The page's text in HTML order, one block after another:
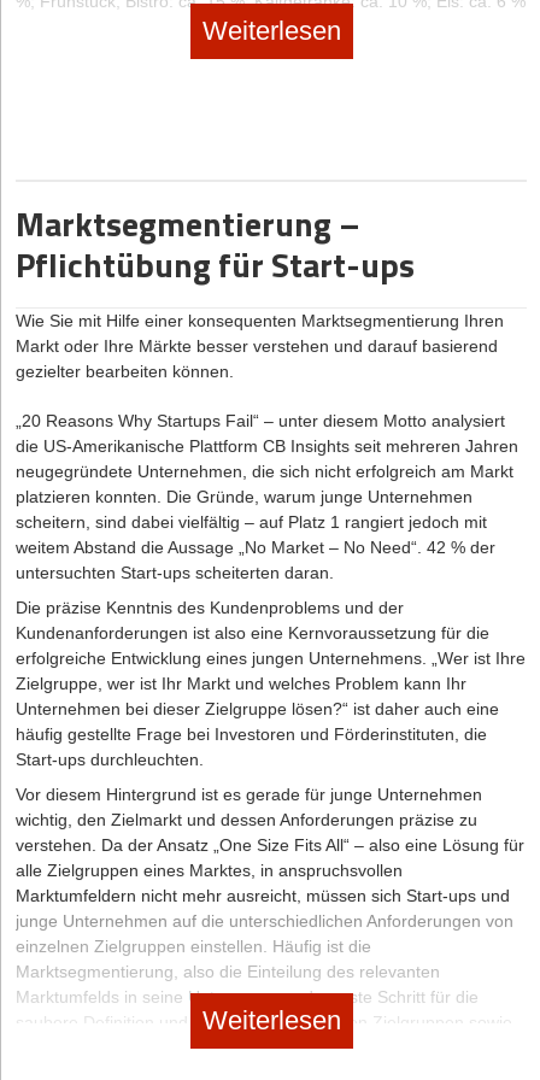
Übersetzungsagenturen zusammenarbeiten, nicht in eine
Scheinselbstständigkeit zu geraten. Haben Sie hier vertraglich
bietet Ihnen zahlreiche Vorteile, z.B.:
Sie müssen kein Gewerbe anmelden
Der Eintrag ins Handelsregister fällt weg, sofern Sie keine
Kapitalgesellschaft gründen
keinen Jahresabschluss aufstellen
Sie müssen Angaben über Ihre Gewinne und Verluste nicht
publizieren
Zur Gewinnermittlung ist es ausreichend, wenn Sie eine EÜR
(Einnahmen-Überschuss-Rechnung) beim Finanzamt
einreichen
Sie sind kein Mitglied der IHK oder HWK, daher entfallen die
Kammergebühren
2. Lassen Sie einen ansprechenden Internetauftritt erstellen
Dafür müssen Sie zunächst wohl etwas Geld investieren, eine
moderne Webseite mit ansprechendem und professionellen
Design, welche suchmaschinenoptimiert ist, wird Ihnen jedoch auf
lange Sicht deutlich mehr nützen, da Sie damit mehr Kund/innen
überzeugen.
3. Gehen Sie mit klarer Struktur an Ihre Aufträge heran und
behalten Sie die Übersicht
Effizientes Arbeiten ist Pflicht, denn die Konkurrenz ist groß und
viele Arbeitsschritte, die Übersetzer/innen nebenbei erledigen
müssen, werden bei der Preiskalkulation gern vernachlässigt.
Wichtige Kontakte für selbstständige Übersetzer/innen
Branchenkontakte:
Weiterlesen
Marktsegmentierung –
Pflichtübung für Start-ups
Wie Sie mit Hilfe einer konsequenten Marktsegmentierung Ihren
Markt oder Ihre Märkte besser verstehen und darauf basierend
gezielter bearbeiten können.
„20 Reasons Why Startups Fail“ – unter diesem Motto analysiert
die US-Amerikanische Plattform CB Insights seit mehreren Jahren
neugegründete Unternehmen, die sich nicht erfolgreich am Markt
platzieren konnten. Die Gründe, warum junge Unternehmen
scheitern, sind dabei vielfältig – auf Platz 1 rangiert jedoch mit
weitem Abstand die Aussage „No Market – No Need“. 42 % der
untersuchten Start-ups scheiterten daran.
Die präzise Kenntnis des Kundenproblems und der
Kundenanforderungen ist also eine Kernvoraussetzung für die
erfolgreiche Entwicklung eines jungen Unternehmens. „Wer ist Ihre
Zielgruppe, wer ist Ihr Markt und welches Problem kann Ihr
Unternehmen bei dieser Zielgruppe lösen?“ ist daher auch eine
häufig gestellte Frage bei Investoren und Förderinstituten, die
Start-ups durchleuchten.
Vor diesem Hintergrund ist es gerade für junge Unternehmen
wichtig, den Zielmarkt und dessen Anforderungen präzise zu
verstehen. Da der Ansatz „One Size Fits All“ – also eine Lösung für
alle Zielgruppen eines Marktes, in anspruchsvollen
Marktumfeldern nicht mehr ausreicht, müssen sich Start-ups und
junge Unternehmen auf die unterschiedlichen Anforderungen von
einzelnen Zielgruppen einstellen. Häufig ist die
Marktsegmentierung, also die Einteilung des relevanten
Marktumfelds in seine Untergruppen, der erste Schritt für die
saubere Definition und Analyse der relevanten Zielgruppen sowie
Weiterlesen